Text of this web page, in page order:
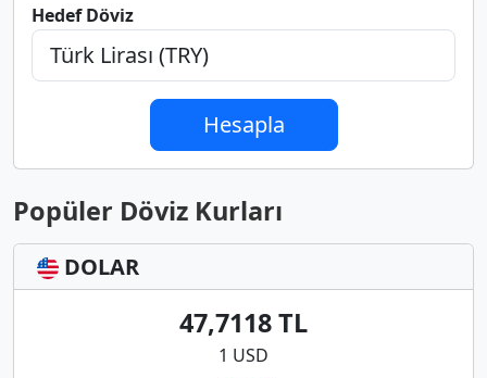
Hedef Döviz
Hesapla
Popüler Döviz Kurları
DOLAR
47,7118 TL
1 USD